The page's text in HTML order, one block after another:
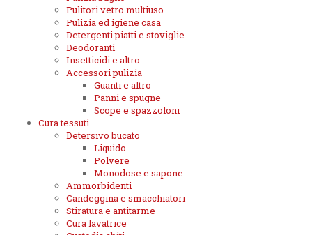
Pulitori vetro multiuso
Pulizia ed igiene casa
Detergenti piatti e stoviglie
Deodoranti
Insetticidi e altro
Accessori pulizia
Guanti e altro
Panni e spugne
Scope e spazzoloni
Cura tessuti
Detersivo bucato
Liquido
Polvere
Monodose e sapone
Ammorbidenti
Candeggina e smacchiatori
Stiratura e antitarme
Cura lavatrice